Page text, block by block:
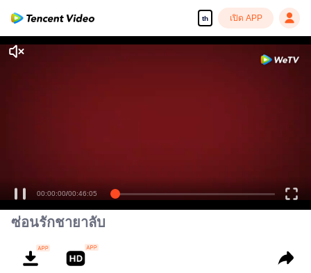
th เปิด APP
00:00:00/00:46:05
ซ่อนรักชายาลับ